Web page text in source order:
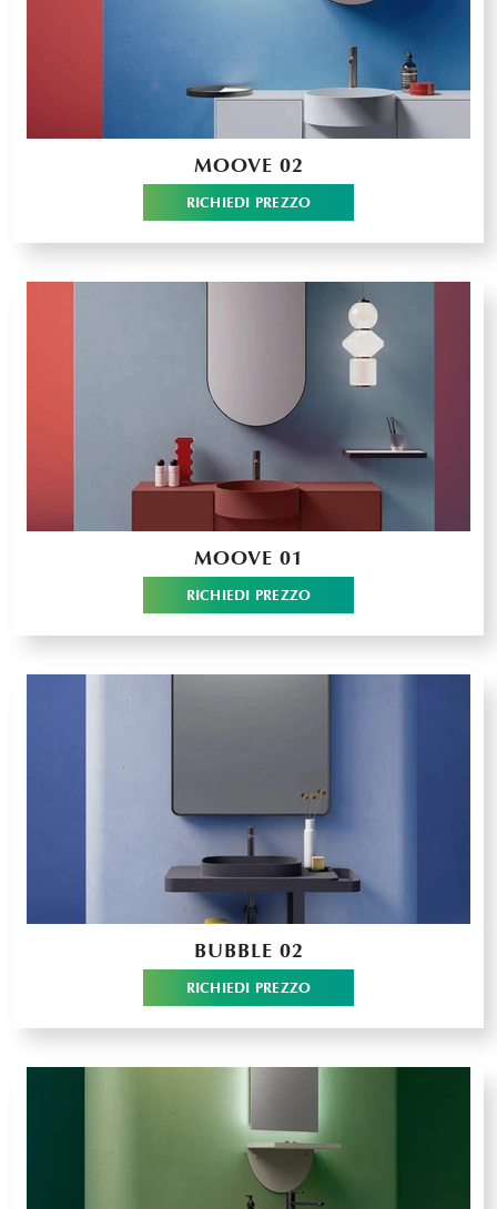
MOOVE 02
RICHIEDI PREZZO
MOOVE 01
RICHIEDI PREZZO
BUBBLE 02
RICHIEDI PREZZO